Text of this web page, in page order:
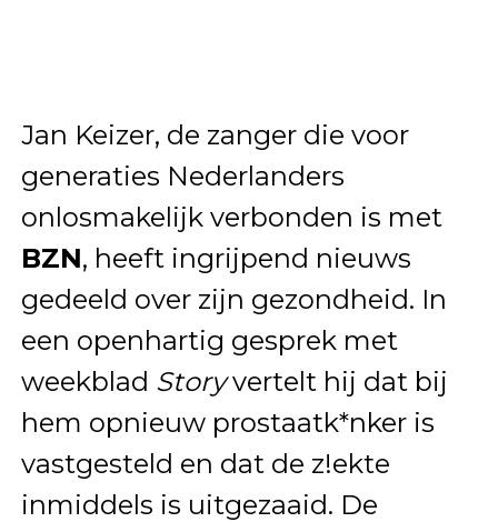
Jan Keizer, de zanger die voor
generaties Nederlanders
onlosmakelijk verbonden is met
BZN, heeft ingrijpend nieuws
gedeeld over zijn gezondheid. In
een openhartig gesprek met
weekblad Storyvertelt hij dat bij
hem opnieuw prostaatk*nker is
vastgesteld en dat de z!ekte
inmiddels is uitgezaaid. De